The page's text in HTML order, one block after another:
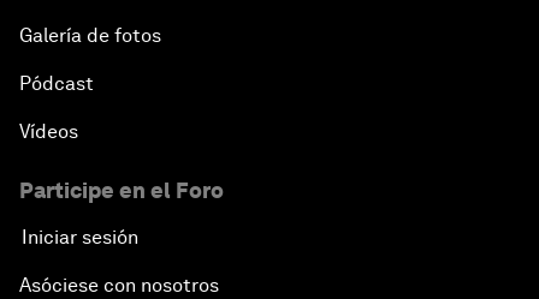
Galería de fotos
Pódcast
Vídeos
Participe en el Foro
Iniciar sesión
Asóciese con nosotros